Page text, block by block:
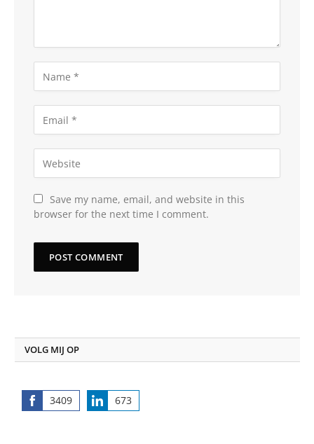
Save my name, email, and website in this
browser for the next time I comment.
VOLG MIJ OP
3409
Share
673
Share